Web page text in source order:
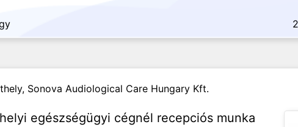
Sonova Audiological Care Hungary Kft.
egészségügyi cégnél recepciós munka